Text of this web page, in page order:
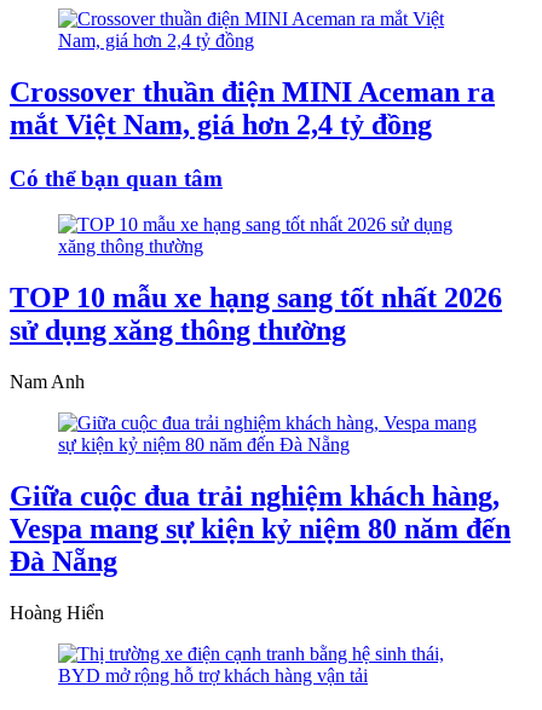
Crossover thuần điện MINI Aceman ra
mắt Việt Nam, giá hơn 2,4 tỷ đồng
Có thể bạn quan tâm
TOP 10 mẫu xe hạng sang tốt nhất 2026
sử dụng xăng thông thường
Nam Anh
Giữa cuộc đua trải nghiệm khách hàng,
Vespa mang sự kiện kỷ niệm 80 năm đến
Đà Nẵng
Hoàng Hiển